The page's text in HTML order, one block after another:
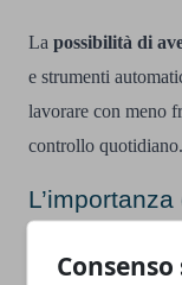
La possibilità di
e strumenti
lavorare con meno
controllo quotidiano.